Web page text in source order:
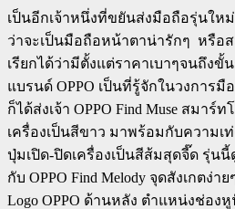
เป็นอีกเจ้าหนึ่งที่ขยันส่งมือถือรุ่นให
ว่าจะเป็นมือถือหน้าตาน่ารักๆ หรือ
เรียกได้ว่ามีตั้งแต่ราคาเบาๆจนถึงขั้
แบรนด์ OPPO เป็นที่รู้จักในวงการ
ก็ได้ส่งเจ้า OPPO Find Muse สมาร์
เครื่องเป็นสีขาว มาพร้อมกับความเ
ปุ่มเปิด-ปิดเครื่องเป็นสีส้มสุดจี๊ด รุ่น
กับ OPPO Find Melody จุดสังเกตง่
Logo OPPO ด้านหลัง ตำแหน่งช่อง